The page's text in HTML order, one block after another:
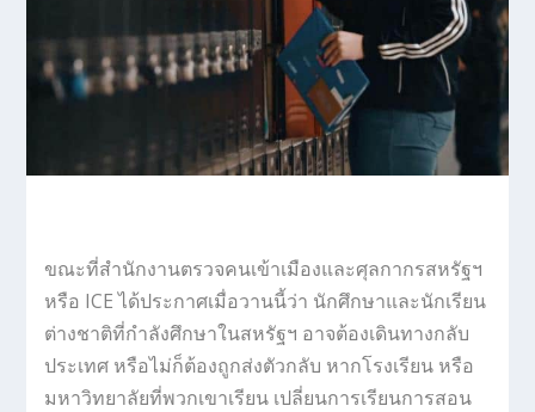
ขณะที่สำนักงานตรวจคนเข้าเมืองและศุลกากรสหรัฐฯ
หรือ ICE ได้ประกาศเมื่อวานนี้ว่า นักศึกษาและนักเรียน
ต่างชาติที่กำลังศึกษาในสหรัฐฯ อาจต้องเดินทางกลับ
ประเทศ หรือไม่ก็ต้องถูกส่งตัวกลับ หากโรงเรียน หรือ
มหาวิทยาลัยที่พวกเขาเรียน เปลี่ยนการเรียนการสอน